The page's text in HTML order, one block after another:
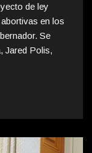
de ley
en los
Se
Jared Polis,